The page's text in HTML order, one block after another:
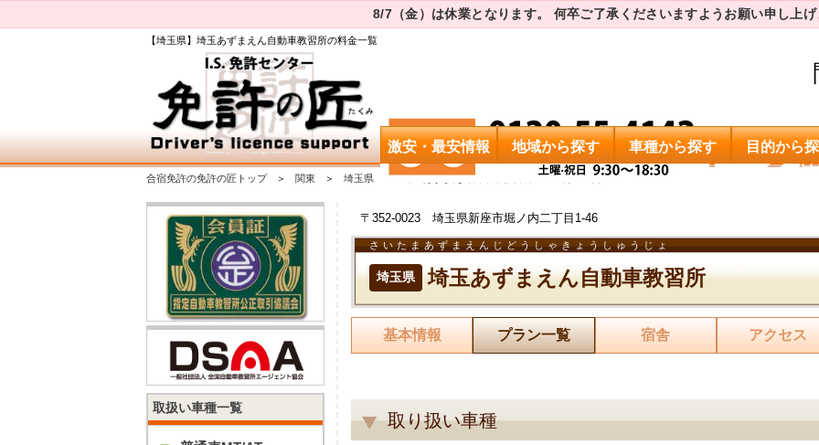
8/7（金）は休業となります。 何卒ご了承くださいますようお願い申し上
【埼玉県】埼玉あずまえん自動車教習所の料金一覧
激安・最安情報 地域から探す 車種から探す 目的から
合宿免許の免許の匠トップ 関東 埼玉県 埼玉あずまえん自動車教習所 料金一覧
〒352-0023 埼玉県新座市堀ノ内二丁目1-46
埼玉県 埼玉あずまえん自動車教習所
さいたまあずまえんじどうしゃきょうしゅうじょ
基本情報 プラン一覧 宿舎 アクセス
取り扱い車種
取扱い車種一覧